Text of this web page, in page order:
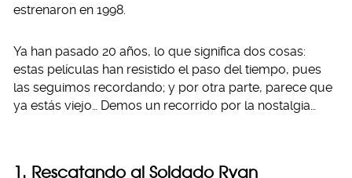
estrenaron en 1998.
Ya han pasado 20 años, lo que significa dos cosas:
estas películas han resistido el paso del tiempo, pues
las seguimos recordando; y por otra parte, parece que
ya estás viejo… Demos un recorrido por la nostalgia…
1. Rescatando al Soldado Ryan